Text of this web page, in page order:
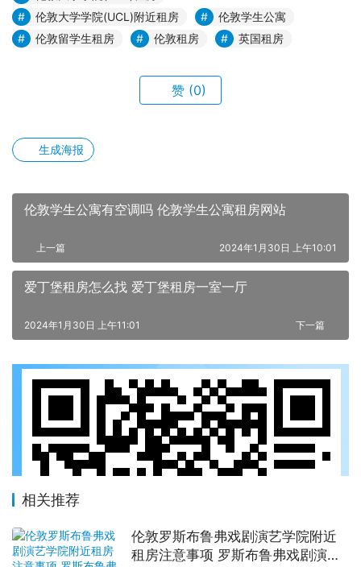
伦敦大学学院(UCL)附近租房
伦敦学生公寓
伦敦留学生租房
伦敦租房 英国租房
赞 (0)
生成海报
伦敦学生公寓有空调吗 伦敦学生公寓租房网站
上一篇 2024年1月30日 上午10:01
爱丁堡租房怎么找 爱丁堡租房一室一厅
下一篇
2024年1月30日 上午11:01
相关推荐
伦敦罗斯布鲁弗戏剧演艺学院附近
租房注意事项 罗斯布鲁弗戏剧演艺